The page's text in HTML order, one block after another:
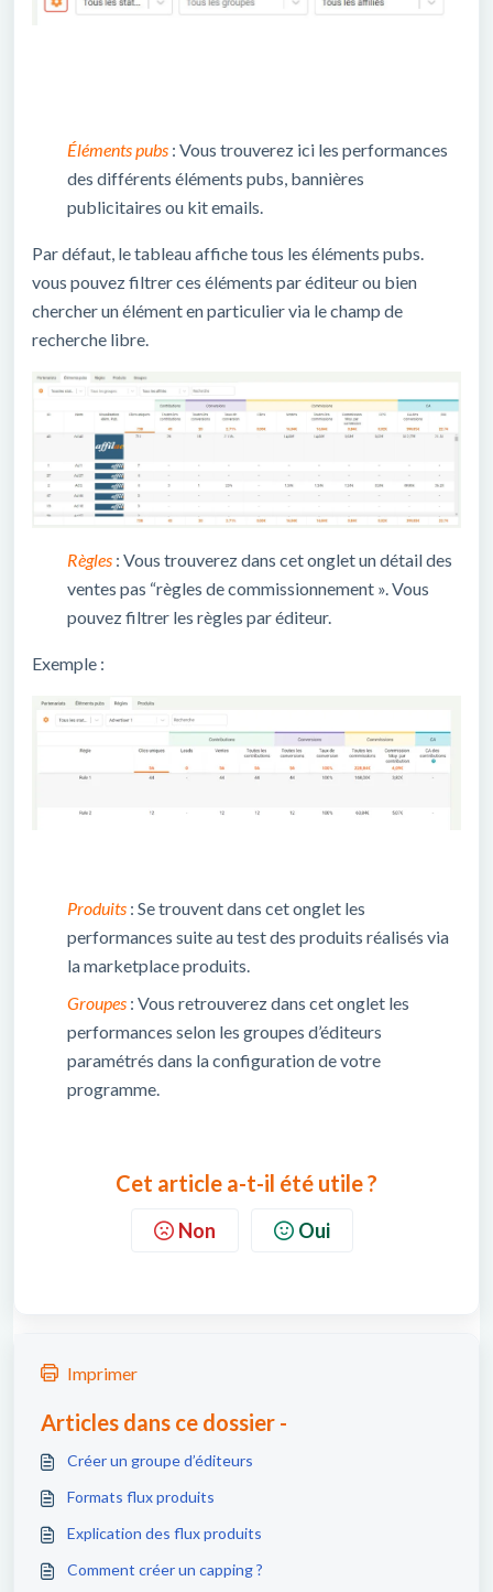
Éléments pubs : Vous trouverez ici les performances
des différents éléments pubs, bannières
publicitaires ou kit emails.
Par défaut, le tableau affiche tous les éléments pubs.
vous pouvez filtrer ces éléments par éditeur ou bien
chercher un élément en particulier via le champ de
recherche libre.
Règles : Vous trouverez dans cet onglet un détail des
ventes pas “règles de commissionnement ». Vous
pouvez filtrer les règles par éditeur.
Exemple :
Produits : Se trouvent dans cet onglet les
performances suite au test des produits réalisés via
la marketplace produits.
Groupes : Vous retrouverez dans cet onglet les
performances selon les groupes d’éditeurs
paramétrés dans la configuration de votre
programme.
Cet article a-t-il été utile ?
Non Oui
Imprimer
Articles dans ce dossier -
Créer un groupe d’éditeurs
Formats flux produits
Explication des flux produits
Comment créer un capping ?